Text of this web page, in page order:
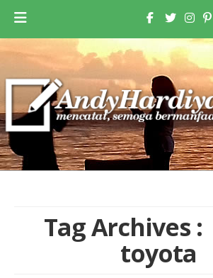
Tag Archives :
toyota